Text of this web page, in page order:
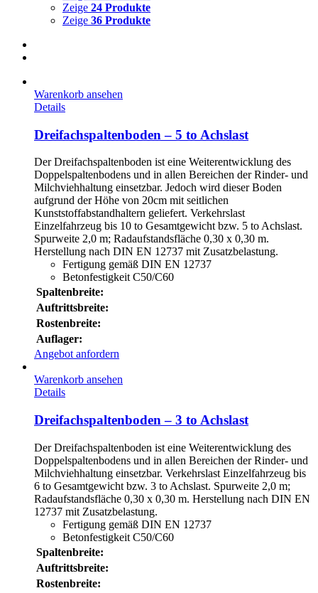
Zeige 24 Produkte
Zeige 36 Produkte
Warenkorb ansehen
Details
Dreifachspaltenboden – 5 to Achslast
Der Dreifachspaltenboden ist eine Weiterentwicklung des
Doppelspaltenbodens und in allen Bereichen der Rinder- und
Milchviehhaltung einsetzbar. Jedoch wird dieser Boden
aufgrund der Höhe von 20cm mit seitlichen
Kunststoffabstandhaltern geliefert. Verkehrslast
Einzelfahrzeug bis 10 to Gesamtgewicht bzw. 5 to Achslast.
Spurweite 2,0 m; Radaufstandsfläche 0,30 x 0,30 m.
Herstellung nach DIN EN 12737 mit Zusatzbelastung.
Fertigung gemäß DIN EN 12737
Betonfestigkeit C50/C60
Spaltenbreite:
Auftrittsbreite:
Rostenbreite:
Auflager:
Angebot anfordern
Warenkorb ansehen
Details
Dreifachspaltenboden – 3 to Achslast
Der Dreifachspaltenboden ist eine Weiterentwicklung des
Doppelspaltenbodens und in allen Bereichen der Rinder- und
Milchviehhaltung einsetzbar. Verkehrslast Einzelfahrzeug bis
6 to Gesamtgewicht bzw. 3 to Achslast. Spurweite 2,0 m;
Radaufstandsfläche 0,30 x 0,30 m. Herstellung nach DIN EN
12737 mit Zusatzbelastung.
Fertigung gemäß DIN EN 12737
Betonfestigkeit C50/C60
Spaltenbreite:
Auftrittsbreite:
Rostenbreite: